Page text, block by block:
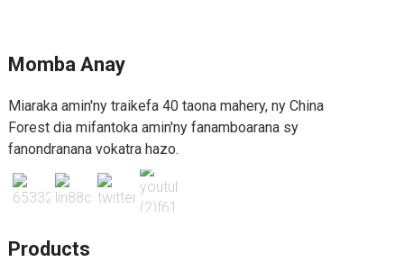
Momba Anay
Miaraka amin'ny traikefa 40 taona mahery, ny China
Forest dia mifantoka amin'ny fanamboarana sy
fanondranana vokatra hazo.
Products